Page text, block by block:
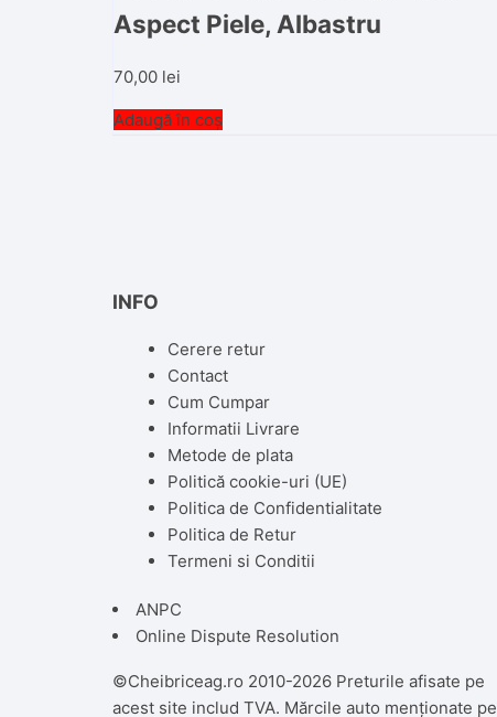
Aspect Piele, Albastru
70,00 lei
Adaugă în coș
INFO
Cerere retur
Contact
Cum Cumpar
Informatii Livrare
Metode de plata
Politică cookie-uri (UE)
Politica de Confidentialitate
Politica de Retur
Termeni si Conditii
ANPC
Online Dispute Resolution
©Cheibriceag.ro 2010-2026 Preturile afisate pe
acest site includ TVA. Mărcile auto menționate pe